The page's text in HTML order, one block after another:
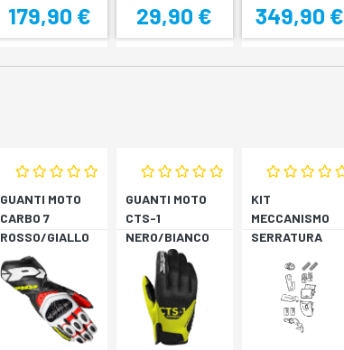
179,90 € 29,90 € 349,90 €
GUANTI MOTO
CARBO 7
ROSSO/GIALLO
FLUORESCENTE
GUANTI MOTO
CTS-1
NERO/BIANCO
KIT
MECCANISMO
SERRATURA